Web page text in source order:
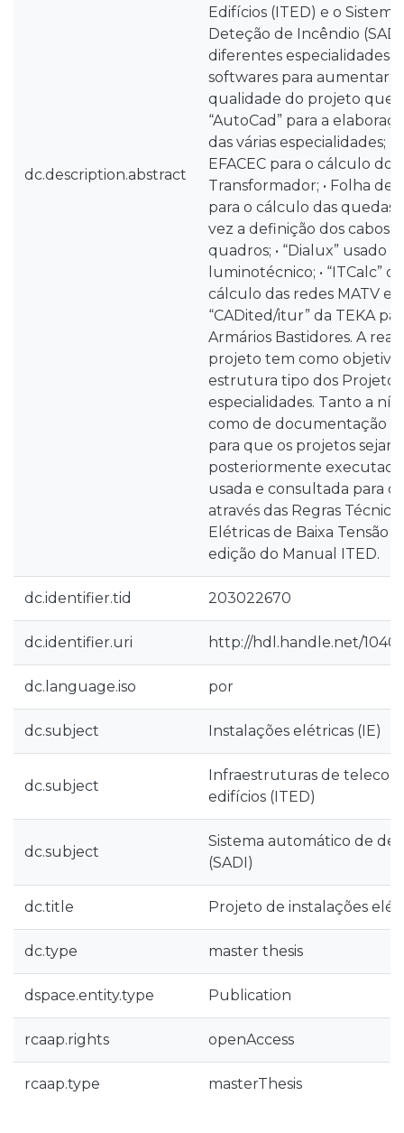
dc.description.abstract
Edifícios (ITED) e o
Deteção de Incêndio
diferentes especialidades
softwares para aumentar
qualidade do projeto que
“AutoCad” para a
das várias especialidades; •
EFACEC para o cálculo do
Transformador; • Folha de
para o cálculo das quedas
vez a definição dos cabos
quadros; • “Dialux” usado
luminotécnico; • “ITCalc”
cálculo das redes MATV e
“CADited/itur” da TEKA
Armários Bastidores. A
projeto tem como
estrutura tipo dos Projetos
especialidades. Tanto a
como de documentação
para que os projetos
posteriormente
usada e consultada para
através das Regras
Elétricas de Baixa Tensão
edição do Manual ITED.
dc.identifier.tid 203022670
dc.identifier.uri http://hdl.handle.net/
dc.language.iso por
dc.subject Instalações elétricas (IE)
dc.subject
Infraestruturas de
edifícios (ITED)
dc.subject
Sistema automático de
(SADI)
dc.title Projeto de instalações
dc.type master thesis
dspace.entity.type Publication
rcaap.rights openAccess
rcaap.type masterThesis